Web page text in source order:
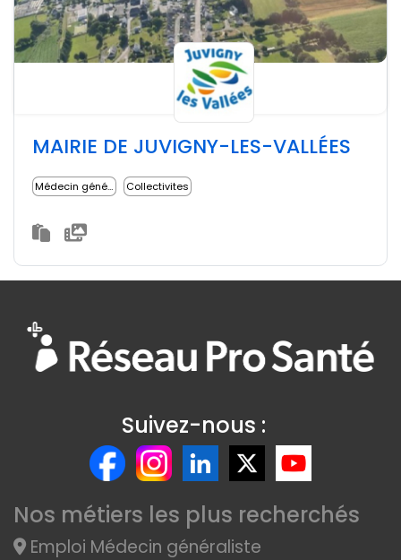
MAIRIE DE JUVIGNY-LES-VALLÉES
Médecin généraliste Collectivites
Suivez-nous :
Nos métiers les plus recherchés
Emploi Médecin généraliste